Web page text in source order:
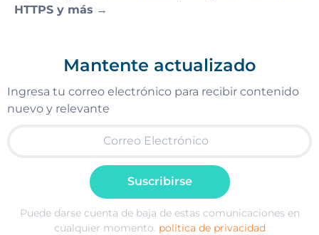
HTTPS y más →
Mantente actualizado
Ingresa tu correo electrónico para recibir contenido
nuevo y relevante
Suscribirse
Puede darse cuenta de baja de estas comunicaciones en
cualquier momento. política de privacidad